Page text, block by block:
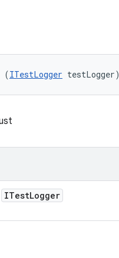
(ITestLogger testLogger)
ITestLogger